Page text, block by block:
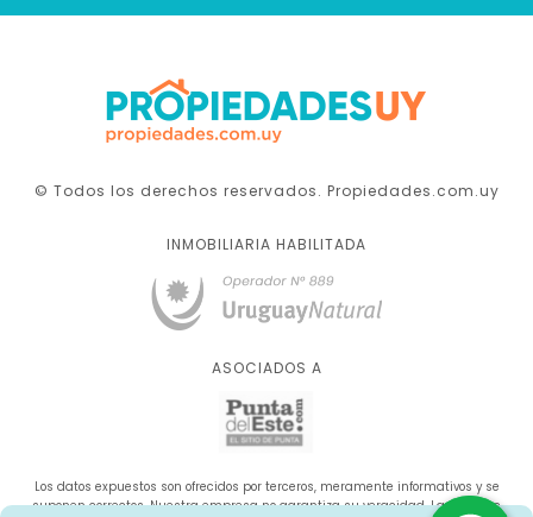
© Todos los derechos reservados. Propiedades.com.uy
INMOBILIARIA HABILITADA
ASOCIADOS A
Los datos expuestos son ofrecidos por terceros, meramente informativos y se
suponen correctos. Nuestra empresa no garantiza su veracidad. La oferta se